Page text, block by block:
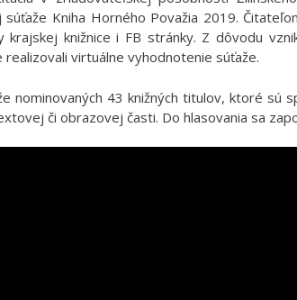
Kniha Horného Považia 2019.
knižnice i FB stránky. Z dôvodu
virtuálne vyhodnotenie súťaže.
nominovaných 43 knižných titulov, ktoré
či obrazovej časti. Do hlasovania sa